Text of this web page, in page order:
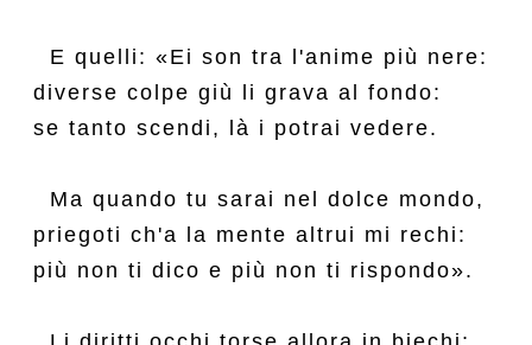
  E quelli: «Ei son tra l'anime più nere:
diverse colpe giù li grava al fondo:
se tanto scendi, là i potrai vedere.
  Ma quando tu sarai nel dolce mondo,
priegoti ch'a la mente altrui mi rechi:
più non ti dico e più non ti rispondo».